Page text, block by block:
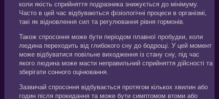
коли якість сприйняття подразника знижується до мінімуму.
Часто в цей час відбуваються фізіологічні процеси в організмі,
такі як відновлення сил та регулювання рівня гормонів.
Також спросоння може бути періодом плавної пробудки, коли
людина переходить від глибокого сну до бодрощі. У цей момент
може відбуватися повільне виходження із стану сну, під час
якого людина може масти неправильний сприйняття дійсності та
зберігати сонного оцінювання.
Зазвичай спросоння відбувається протягом кількох хвилин або
годин після прокидання та може бути симптомом втоми або